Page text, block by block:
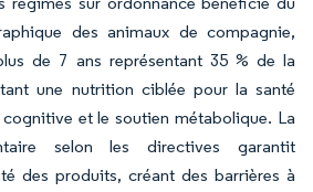
des animaux de compagnie,
de 7 ans représentant 35 % de la
une nutrition ciblée pour la santé
et le soutien métabolique. La
selon les directives garantit
des produits, créant des barrières à